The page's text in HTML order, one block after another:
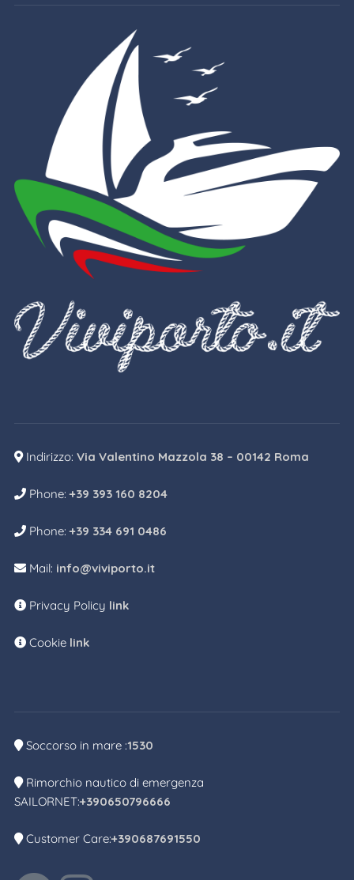
Indirizzo: Via Valentino Mazzola 38 – 00142 Roma
Phone:+39 393 160 8204
Phone:+39 334 691 0486
Mail: info@viviporto.it
Privacy Policy link
Cookie link
Soccorso in mare :1530
Rimorchio nautico di emergenza
SAILORNET:+390650796666
Customer Care:+390687691550